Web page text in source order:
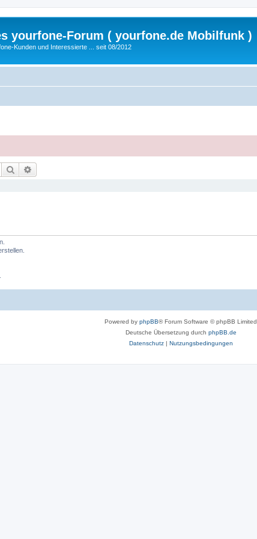
yourfone-Forum ( yourfone.de Mobilfunk )
Kunden und Interessierte ... seit 08/2012
Suche
Powered by phpBB® Forum Software © phpBB Limited
Deutsche Übersetzung durch phpBB.de
Datenschutz| Nutzungsbedingungen